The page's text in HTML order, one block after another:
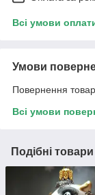
Всі умови
Умови
Повернення
Всі умови
Подібні